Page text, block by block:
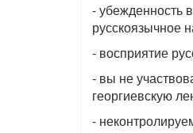
- убежденность
русскоязычное
- восприятие
- вы не
георгиевскую
-